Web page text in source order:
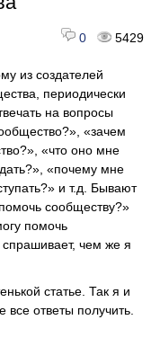
0 5429
из создателей
периодически
на вопросы
«зачем
«что оно мне
«почему мне
и т.д. Бывают
сообществу?»
помочь
чем же я
статье. Так я и
ответы получить.